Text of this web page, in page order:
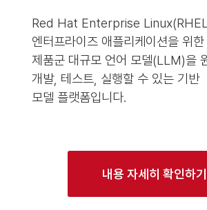
Red Hat Enterprise
엔터프라이즈 애플리케이션을 위
제품군 대규모 언어 모델(LLM)을
개발, 테스트, 실행할 수 있는 기반
모델 플랫폼입니다.
내용 자세히 확인하기